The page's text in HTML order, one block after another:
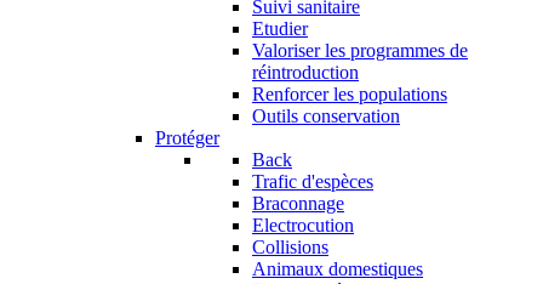
Suivi sanitaire
Etudier
Valoriser les programmes de
réintroduction
Renforcer les populations
Outils conservation
Protéger
Back
Trafic d'espèces
Braconnage
Electrocution
Collisions
Animaux domestiques